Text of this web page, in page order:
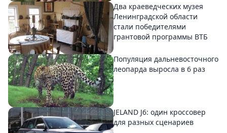
Два краеведческих музея
Ленинградской области
стали победителями
грантовой программы ВТБ
Популяция дальневосточного
леопарда выросла в 6 раз
JELAND J6: один кроссовер
для разных сценариев